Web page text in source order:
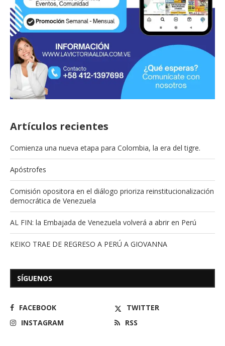
Artículos recientes
Comienza una nueva etapa para Colombia, la era del tigre.
Apóstrofes
Comisión opositora en el diálogo prioriza reinstitucionalización
democrática de Venezuela
AL FIN: la Embajada de Venezuela volverá a abrir en Perú
KEIKO TRAE DE REGRESO A PERÚ A GIOVANNA
SÍGUENOS
FACEBOOK
TWITTER
INSTAGRAM
RSS